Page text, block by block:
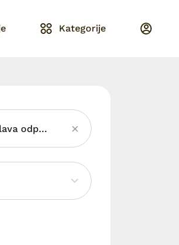
Kategorije
Sekundarne surovine, zbiranje in predelava odpadkov